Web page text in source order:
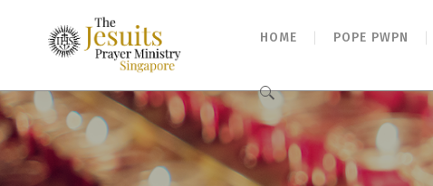
HOME POPE PWPN
Search
for: